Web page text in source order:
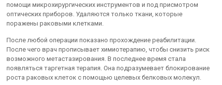
помощи микрохирургических инструментов и под присмотром
оптических приборов. Удаляются только ткани, которые
поражены раковыми клетками.
После любой операции показано прохождение реабилитации.
После чего врач прописывает химиотерапию, чтобы снизить риск
возможного метастазирования. В последнее время стала
появляться таргетная терапия. Она подразумевает блокирование
роста раковых клеток с помощью целевых белковых молекул.